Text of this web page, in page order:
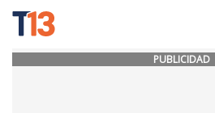
PUBLICIDAD